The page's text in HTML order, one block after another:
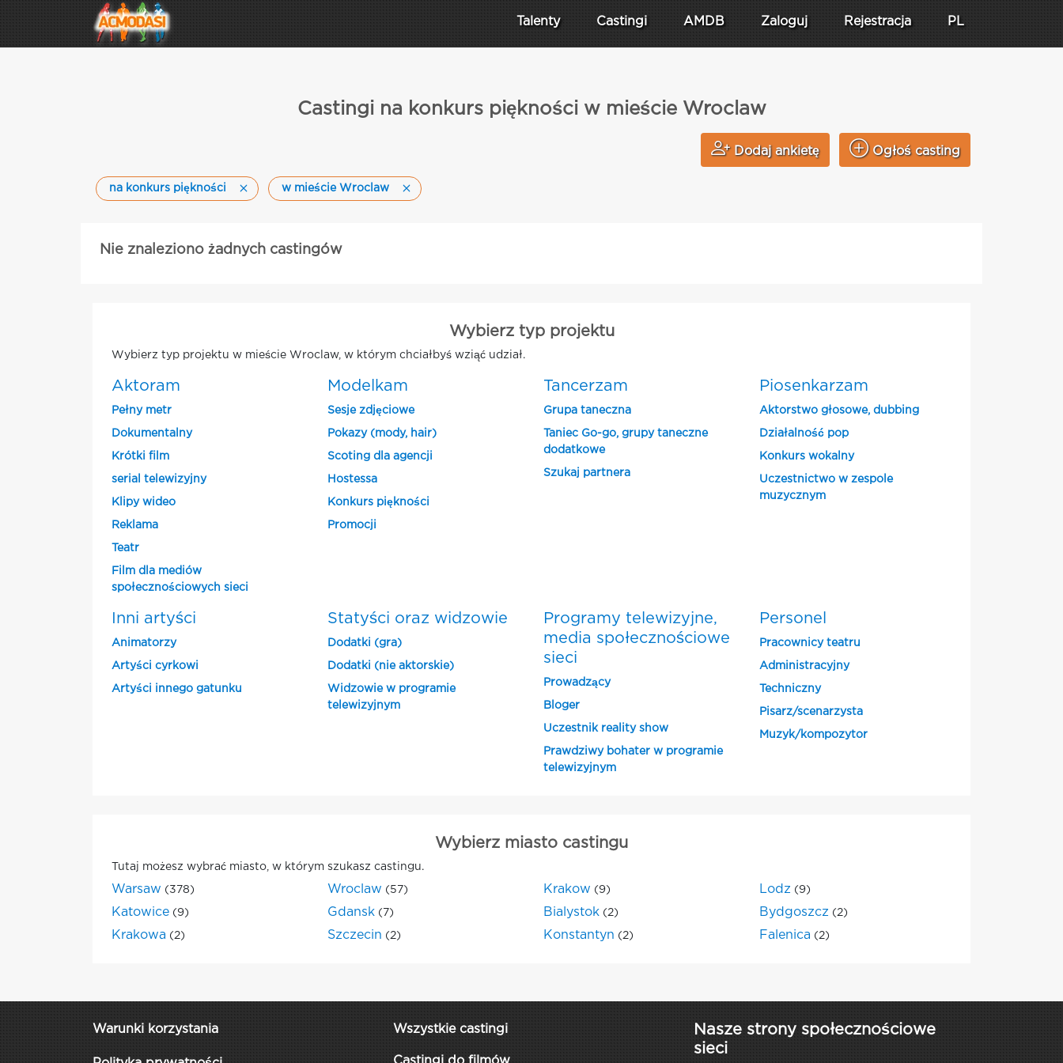
Talenty Castingi AMDB Zaloguj Rejestracja PL
Castingi na konkurs piękności w mieście Wroclaw
Dodaj ankietę Ogłoś casting
na konkurs piękności w mieście Wroclaw
Nie znaleziono żadnych castingów
Wybierz typ projektu
Wybierz typ projektu w mieście Wroclaw, w którym chciałbyś wziąć udział.
Aktoram
Pełny metr
Dokumentalny
Krótki film
serial telewizyjny
Klipy wideo
Reklama
Teatr
Film dla mediów
społecznościowych sieci
Modelkam
Sesje zdjęciowe
Pokazy (mody, hair)
Scoting dla agencji
Hostessa
Konkurs piękności
Promocji
Tancerzam
Grupa taneczna
Taniec Go-go, grupy taneczne
dodatkowe
Szukaj partnera
Piosenkarzam
Aktorstwo głosowe, dubbing
Działalność pop
Konkurs wokalny
Uczestnictwo w zespole
muzycznym
Inni artyści
Animatorzy
Artyści cyrkowi
Artyści innego gatunku
Statyści oraz widzowie
Dodatki (gra)
Dodatki (nie aktorskie)
Widzowie w programie
telewizyjnym
Programy telewizyjne,
media społecznościowe
sieci
Prowadzący
Bloger
Uczestnik reality show
Prawdziwy bohater w programie
telewizyjnym
Personel
Pracownicy teatru
Administracyjny
Techniczny
Pisarz/scenarzysta
Muzyk/kompozytor
Wybierz miasto castingu
Tutaj możesz wybrać miasto, w którym szukasz castingu.
Warsaw (378) Wroclaw (57) Krakow (9) Lodz (9)
Katowice (9) Gdansk (7) Bialystok (2) Bydgoszcz (2)
Krakowa (2) Szczecin (2) Konstantyn (2) Falenica (2)
Warunki korzystania Wszystkie castingi
Nasze strony społecznościowe
sieci